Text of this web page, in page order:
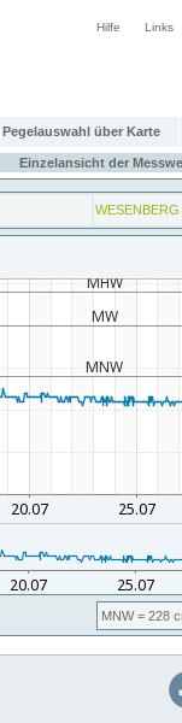
Hilfe Links
Pegelauswahl über Karte
Einzelansicht der
WESENBERG
MNW= 228